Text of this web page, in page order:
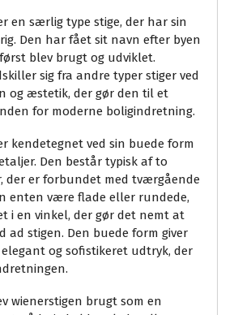
en særlig type stige, der har sin
Den har fået sit navn efter byen
blev brugt og udviklet.
sig fra andre typer stiger ved
og æstetik, der gør den til et
for moderne boligindretning.
kendetegnet ved sin buede form
Den består typisk af to
der er forbundet med tværgående
enten være flade eller rundede,
i en vinkel, der gør det nemt at
ad stigen. Den buede form giver
og sofistikeret udtryk, der
wienerstigen brugt som en